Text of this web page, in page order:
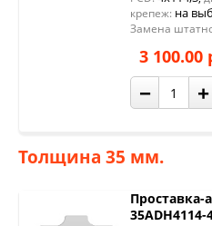
крепеж: на
Замена
3 100.00
− +
Толщина 35 мм.
Проставка-
35ADH4114-